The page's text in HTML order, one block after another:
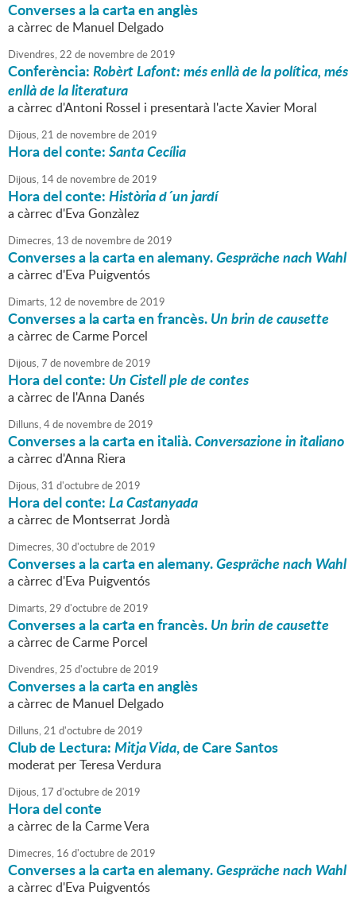
Converses a la carta en anglès
a càrrec de Manuel Delgado
Divendres,22 de novembrede2019
Conferència:Robèrt Lafont: més enllà de la política, més
enllà de la literatura
a càrrec d'Antoni Rossel i presentarà l'acte Xavier Moral
Dijous,21 de novembrede2019
Hora del conte:Santa Cecília
Dijous, 14de novembrede2019
Hora del conte:Història d´un jardí
a càrrec d'Eva Gonzàlez
Dimecres, 13 de novembrede2019
Converses a la carta en alemany.Gespräche nach Wahl
a càrrec d'Eva Puigventós
Dimarts, 12 de novembrede2019
Converses a la carta en francès.Un brin de causette
a càrrec de Carme Porcel
Dijous,7 de novembrede2019
Hora del conte: Un Cistell ple de contes
a càrrec de l'Anna Danés
Dilluns,4de novembrede2019
Converses a la carta en italià.Conversazione in italiano
a càrrec d'Anna Riera
Dijous,31 d'octubrede2019
Hora del conte:La Castanyada
a càrrec de Montserrat Jordà
Dimecres,30 d'octubrede2019
Converses a la carta en alemany.Gespräche nach Wahl
a càrrec d'Eva Puigventós
Dimarts,29 d'octubrede2019
Converses a la carta en francès.Un brin de causette
a càrrec de Carme Porcel
Divendres,25 d'octubrede2019
Converses a la carta en anglès
a càrrec de Manuel Delgado
Dilluns,21 d'octubrede2019
Club de Lectura:Mitja Vida, de Care Santos
moderat per Teresa Verdura
Dijous, 17 d'octubrede2019
Hora del conte
a càrrec de la Carme Vera
Dimecres, 16 d'octubrede2019
Converses a la carta en alemany.Gespräche nach Wahl
a càrrec d'Eva Puigventós